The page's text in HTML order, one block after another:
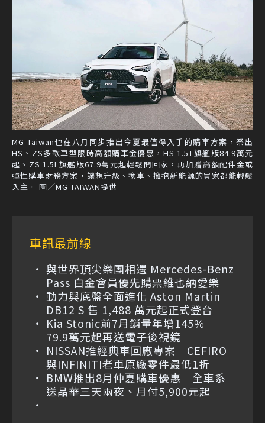
MG Taiwan也在八月同步推出今夏最值得入手的購車方案，祭出
HS、ZS多款車型限時高額購車金優惠，HS 1.5T旗艦版84.9萬元
起、ZS 1.5L旗艦版67.9萬元起輕鬆開回家，再加贈高額配件金或
彈性購車財務方案，讓想升級、換車、擁抱新能源的買家都能輕鬆
入主。 圖／MG TAIWAN提供
車訊最前線
與世界頂尖樂團相遇 Mercedes-Benz
Pass 白金會員優先購票維也納愛樂
動力與底盤全面進化 Aston Martin
DB12 S 售 1,488 萬元起正式登台
Kia Stonic前7月銷量年增145%
79.9萬元起再送電子後視鏡
NISSAN推經典車回廠專案 CEFIRO
與INFINITI老車原廠零件最低1折
BMW推出8月仲夏購車優惠 全車系
送晶華三天兩夜、月付5,900元起